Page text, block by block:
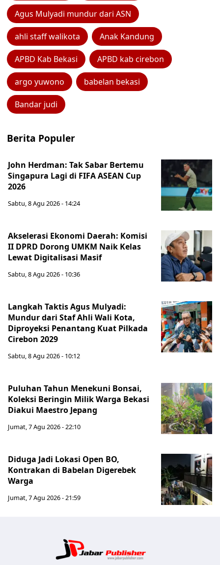
Agus Mulyadi mundur dari ASN
ahli staff walikota Anak Kandung
APBD Kab Bekasi APBD kab cirebon
argo yuwono babelan bekasi
Bandar judi
Berita Populer
John Herdman: Tak Sabar Bertemu
Singapura Lagi di FIFA ASEAN Cup
2026
Sabtu, 8 Agu 2026 - 14:24
Akselerasi Ekonomi Daerah: Komisi
II DPRD Dorong UMKM Naik Kelas
Lewat Digitalisasi Masif
Sabtu, 8 Agu 2026 - 10:36
Langkah Taktis Agus Mulyadi:
Mundur dari Staf Ahli Wali Kota,
Diproyeksi Penantang Kuat Pilkada
Cirebon 2029
Sabtu, 8 Agu 2026 - 10:12
Puluhan Tahun Menekuni Bonsai,
Koleksi Beringin Milik Warga Bekasi
Diakui Maestro Jepang
Jumat, 7 Agu 2026 - 22:10
Diduga Jadi Lokasi Open BO,
Kontrakan di Babelan Digerebek
Warga
Jumat, 7 Agu 2026 - 21:59